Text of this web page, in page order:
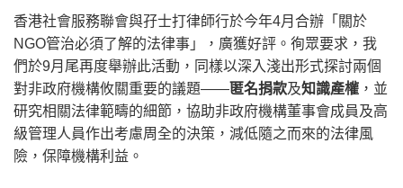
香港社會服務聯會與孖士打律師行於今年4月合辦「關於
NGO管治必須了解的法律事」，廣獲好評。徇眾要求，我
們於9月尾再度舉辦此活動，同樣以深入淺出形式探討兩個
對非政府機構攸關重要的議題——匿名捐款及知識產權 ，並
研究相關法律範疇的細節，協助非政府機構董事會成員及高
級管理人員作出考慮周全的決策，減低隨之而來的法律風
險，保障機構利益。